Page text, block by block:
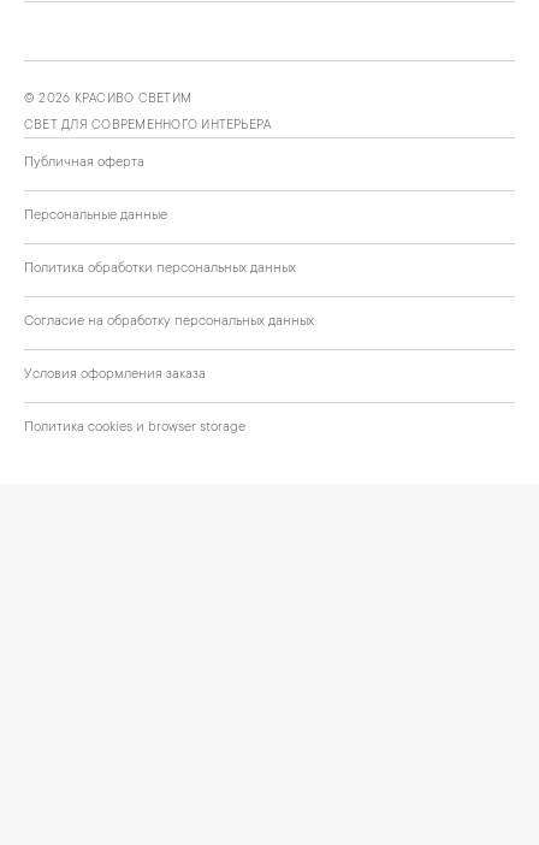
©2026 КРАСИВО СВЕТИМ
СВЕТ ДЛЯ СОВРЕМЕННОГО ИНТЕРЬЕРА
Публичная оферта
Персональные данные
Политика обработки персональных данных
Согласие на обработку персональных данных
Условия оформления заказа
Политика cookies и browser storage